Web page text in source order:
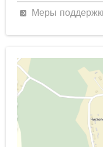
Меры